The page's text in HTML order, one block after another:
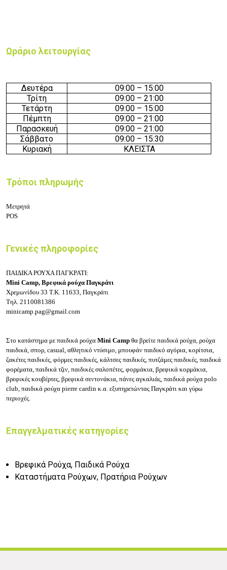
Ωράριο λειτουργίας
Δευτέρα
09:00 – 15:00
Τρίτη
09:00 – 21:00
Τετάρτη
09:00 – 15:00
Πέμπτη
09:00 – 21:00
Παρασκευή
09:00 – 21:00
Σάββατο
09:00 – 15:30
Κυριακή
ΚΛΕΙΣΤΑ
Τρόποι πληρωμής
Μετρητά
POS
Γενικές πληροφορίες
ΠΑΙΔΙΚΑ ΡΟΥΧΑ ΠΑΓΚΡΑΤΙ:
Mini Camp, Βρεφικά ρούχα Παγκράτι
Χρεμωνίδου 33 Τ.Κ. 11633, Παγκράτι
Τηλ. 2110081386
minicamp.pag@gmail.com
Στο κατάστημα με παιδικά ρούχα Mini Camp θα βρείτε παιδικά ρούχα, ρούχα
παιδικά, σπορ, casual, αθλητικό ντύσιμο, μπουφάν παιδικό αγόρια, κορίτσια,
ζακέτες παιδικές, φόρμες παιδικές, κάλτσες παιδικές, πυτζάμες παιδικές, παιδικά
φορέματα, παιδικά τζιν, παιδικές σαλοπέτες, φορμάκια, βρεφικά κορμάκια,
βρεφικές κουβέρτες, βρεφικά σεντονάκια, πάνες αγκαλιάς, παιδικά ρούχα polo
club, παιδικά ρούχα pierre cardin κ.α. εξυπηρετώντας Παγκράτι και γύρω
περιοχές.
Επαγγελματικές κατηγορίες
Βρεφικά Ρούχα, Παιδικά Ρούχα
Καταστήματα Ρούχων, Πρατήρια Ρούχων